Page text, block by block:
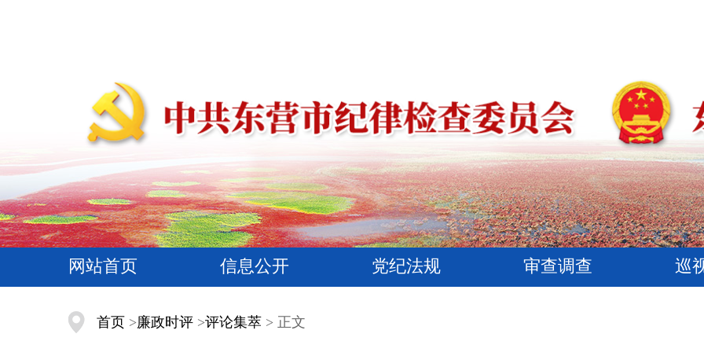
网站首页 信息公开 党纪法规 审查调查 巡
首页 >廉政时评 >评论集萃 > 正文